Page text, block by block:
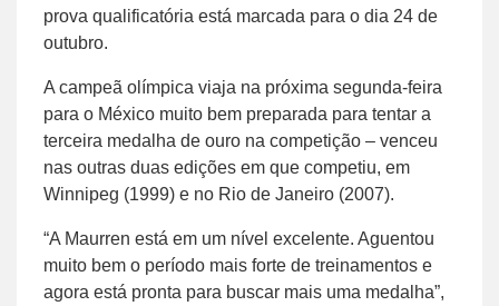
prova qualificatória está marcada para o dia 24 de
outubro.
A campeã olímpica viaja na próxima segunda-feira
para o México muito bem preparada para tentar a
terceira medalha de ouro na competição – venceu
nas outras duas edições em que competiu, em
Winnipeg (1999) e no Rio de Janeiro (2007).
“A Maurren está em um nível excelente. Aguentou
muito bem o período mais forte de treinamentos e
agora está pronta para buscar mais uma medalha”,